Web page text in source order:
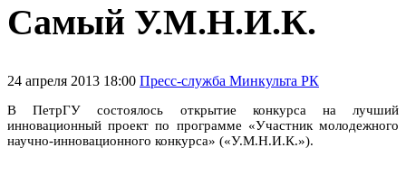
Самый У.М.Н.И.К.
24 апреля 2013 18:00 Пресс-служба Минкульта РК
В ПетрГУ состоялось открытие конкурса на лучший
инновационный проект по программе «Участник молодежного
научно-инновационного конкурса» («У.М.Н.И.К.»).